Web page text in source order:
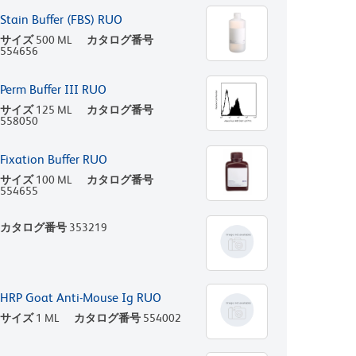
Stain Buffer (FBS) RUO
サイズ 500 ML
カタログ番号
554656
Perm Buffer III RUO
サイズ 125 ML
カタログ番号
558050
Fixation Buffer RUO
サイズ 100 ML
カタログ番号
554655
カタログ番号 353219
HRP Goat Anti-Mouse Ig RUO
サイズ 1 ML カタログ番号 554002